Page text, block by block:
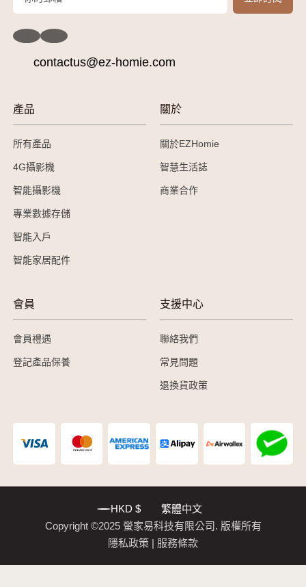
contactus@ez-homie.com
產品
所有產品
4G攝影機
智能攝影機
專業數據存儲
智能入戶
智能家居配件
關於
關於EZHomie
智慧生活誌
商業合作
會員
會員禮遇
登記產品保養
支援中心
聯絡我們
常見問題
退換貨政策
隱私政策 服務條款
Copyright ©2025 螢家易科技有限公司. 版權所有
HKD $ 繁體中文